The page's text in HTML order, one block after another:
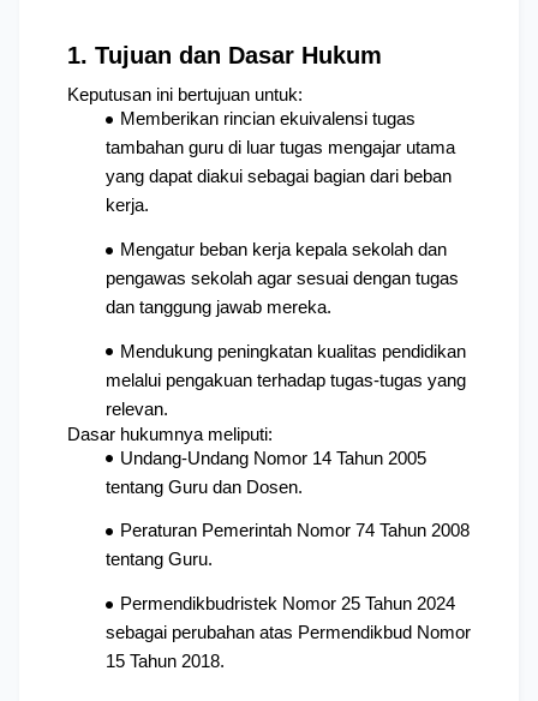
1. Tujuan dan Dasar Hukum
Keputusan ini bertujuan untuk:
Memberikan rincian ekuivalensi tugas
tambahan guru di luar tugas mengajar utama
yang dapat diakui sebagai bagian dari beban
kerja.
Mengatur beban kerja kepala sekolah dan
pengawas sekolah agar sesuai dengan tugas
dan tanggung jawab mereka.
Mendukung peningkatan kualitas pendidikan
melalui pengakuan terhadap tugas-tugas yang
relevan.
Dasar hukumnya meliputi:
Undang-Undang Nomor 14 Tahun 2005
tentang Guru dan Dosen.
Peraturan Pemerintah Nomor 74 Tahun 2008
tentang Guru.
Permendikbudristek Nomor 25 Tahun 2024
sebagai perubahan atas Permendikbud Nomor
15 Tahun 2018.